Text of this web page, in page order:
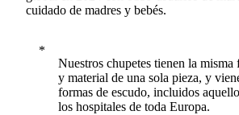
cuidado de madres y bebés.
Nuestros chupetes tienen la
y material de una sola pieza, y
formas de escudo, incluidos
los hospitales de toda Europa.